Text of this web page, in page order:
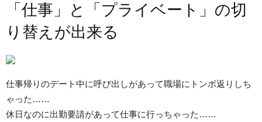
「仕事」と「プライベート」の切
り替えが出来る
仕事帰りのデート中に呼び出しがあって職場にトンボ返りしち
ゃった……
休日なのに出勤要請があって仕事に行っちゃった……